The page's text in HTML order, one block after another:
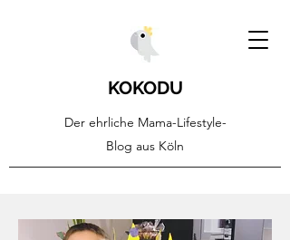
KOKODU
Der ehrliche Mama-Lifestyle-
Blog aus Köln